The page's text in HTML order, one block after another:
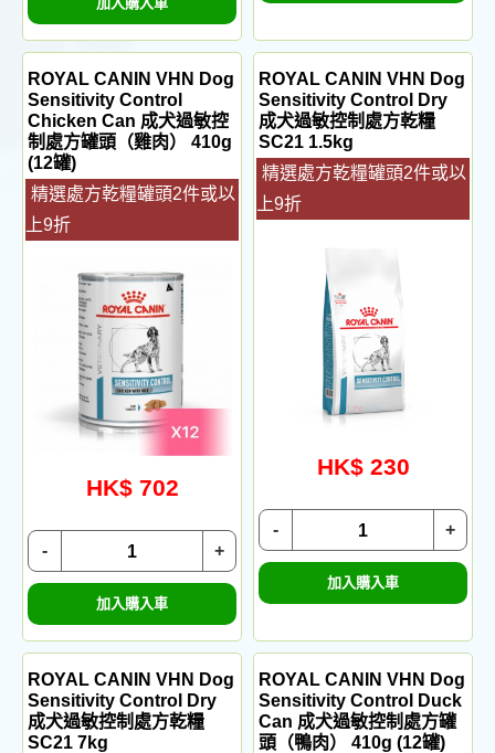
ROYAL CANIN VHN Dog
Sensitivity Control
Chicken Can 成犬過敏控
制處方罐頭（雞肉） 410g
(12罐)
精選處方乾糧罐頭2件或以
上9折
HK$ 702
+
-
加入購入車
ROYAL CANIN VHN Dog
Sensitivity Control Dry
成犬過敏控制處方乾糧
SC21 1.5kg
精選處方乾糧罐頭2件或以
上9折
HK$ 230
+
-
加入購入車
ROYAL CANIN VHN Dog
Sensitivity Control Dry
成犬過敏控制處方乾糧
SC21 7kg
ROYAL CANIN VHN Dog
Sensitivity Control Duck
Can 成犬過敏控制處方罐
頭（鴨肉） 410g (12罐)